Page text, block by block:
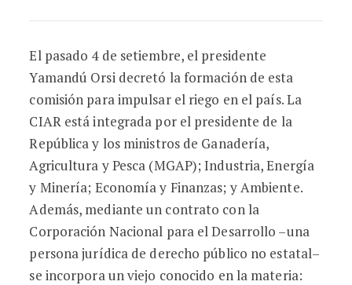
El pasado 4 de setiembre, el presidente
Yamandú Orsi decretó la formación de esta
comisión para impulsar el riego en el país. La
CIAR está integrada por el presidente de la
República y los ministros de Ganadería,
Agricultura y Pesca (MGAP); Industria, Energía
y Minería; Economía y Finanzas; y Ambiente.
Además, mediante un contrato con la
Corporación Nacional para el Desarrollo –una
persona jurídica de derecho público no estatal–
se incorpora un viejo conocido en la materia: